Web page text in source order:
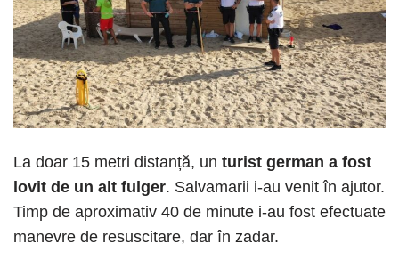
La doar 15 metri distanță, un turist german a fost
lovit de un alt fulger. Salvamarii i-au venit în ajutor.
Timp de aproximativ 40 de minute i-au fost efectuate
manevre de resuscitare, dar în zadar.